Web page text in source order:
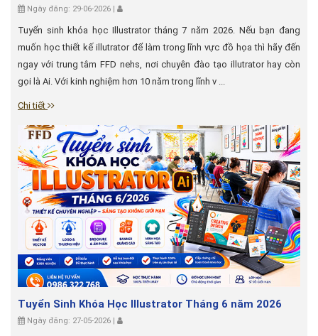
Ngày đăng: 29-06-2026 |
Tuyển sinh khóa học Illustrator tháng 7 năm 2026. Nếu bạn đang
muốn học thiết kế illutrator để làm trong lĩnh vực đồ họa thì hãy đến
ngay với trung tâm FFD nehs, nơi chuyên đào tạo illutrator hay còn
gọi là Ai. Với kinh nghiệm hơn 10 năm trong lĩnh v ...
Chi tiết
Tuyển Sinh Khóa Học Illustrator Tháng 6 năm 2026
Ngày đăng: 27-05-2026 |